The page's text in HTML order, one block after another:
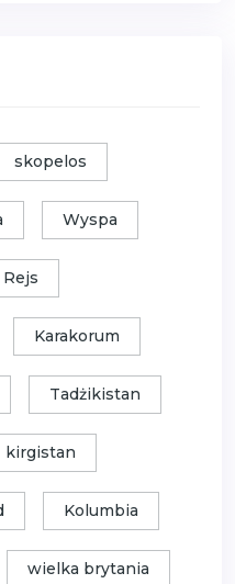
skopelos
Wyspa
Rejs
Karakorum
Tadżikistan
kirgistan
Kolumbia
wielka brytania